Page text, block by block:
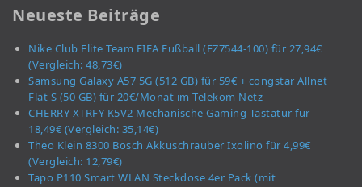
Neueste Beiträge
Nike Club Elite Team FIFA Fußball (FZ7544-100) für 27,94€
(Vergleich: 48,73€)
Samsung Galaxy A57 5G (512 GB) für 59€ + congstar Allnet
Flat S (50 GB) für 20€/Monat im Telekom Netz
CHERRY XTRFY K5V2 Mechanische Gaming-Tastatur für
18,49€ (Vergleich: 35,14€)
Theo Klein 8300 Bosch Akkuschrauber Ixolino für 4,99€
(Vergleich: 12,79€)
Tapo P110 Smart WLAN Steckdose 4er Pack (mit